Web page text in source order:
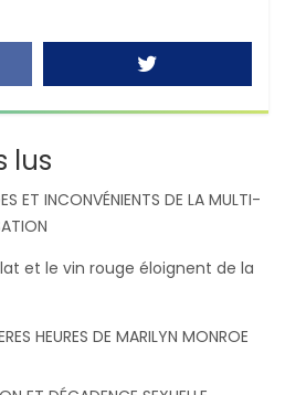
lus
ET INCONVÉNIENTS DE LA MULTI-
et le vin rouge éloignent de la
HEURES DE MARILYN MONROE